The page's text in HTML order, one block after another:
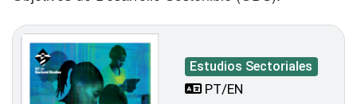
Estudios Sectoriales
PT/EN